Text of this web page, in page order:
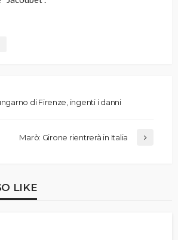
di Firenze, ingenti i danni
Marò: Girone rientrerà in Italia
LIKE